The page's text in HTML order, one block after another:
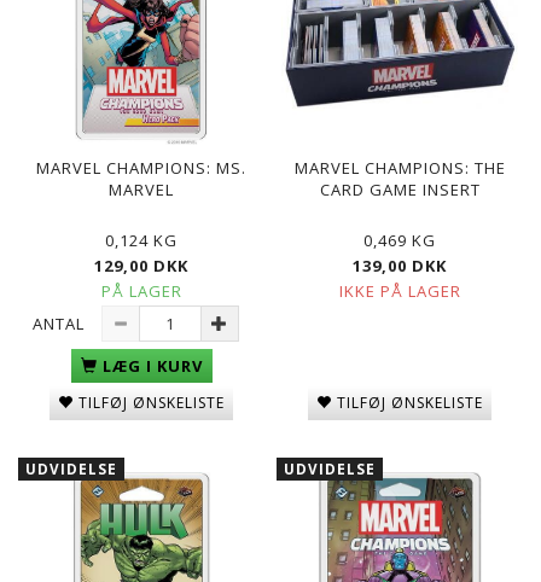
MARVEL CHAMPIONS: MS.
MARVEL
0,124 KG
129,00 DKK
PÅ LAGER
ANTAL
LÆG I KURV
TILFØJ ØNSKELISTE
MARVEL CHAMPIONS: THE
CARD GAME INSERT
0,469 KG
139,00 DKK
IKKE PÅ LAGER
TILFØJ ØNSKELISTE
UDVIDELSE UDVIDELSE